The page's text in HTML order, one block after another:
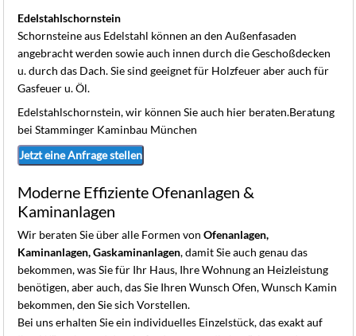
Edelstahlschornstein
Schornsteine aus Edelstahl können an den Außenfasaden
angebracht werden sowie auch innen durch die Geschoßdecken
u. durch das Dach. Sie sind geeignet für Holzfeuer aber auch für
Gasfeuer u. Öl.
Edelstahlschornstein, wir können Sie auch hier beraten.Beratung
bei Stamminger Kaminbau München
Jetzt eine Anfrage stellen
Moderne Effiziente Ofenanlagen &
Kaminanlagen
Wir beraten Sie über alle Formen vonOfenanlagen,
Kaminanlagen, Gaskaminanlagen, damit Sie auch genau das
bekommen, was Sie für Ihr Haus, Ihre Wohnung an Heizleistung
benötigen, aber auch, das Sie Ihren Wunsch Ofen, Wunsch Kamin
bekommen, den Sie sich Vorstellen.
Bei uns erhalten Sie ein individuelles Einzelstück, das exakt auf